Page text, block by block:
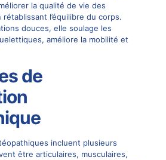
la qualité de vie des
l’équilibre du corps.
douces, elle soulage les
améliore la mobilité et
de
incluent plusieurs
être articulaires, musculaires,